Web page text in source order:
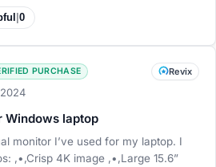
0
PURCHASE Revix
Windows laptop
monitor I’ve used for my laptop. I
,•,Crisp 4K image ,•,Large 15.6”